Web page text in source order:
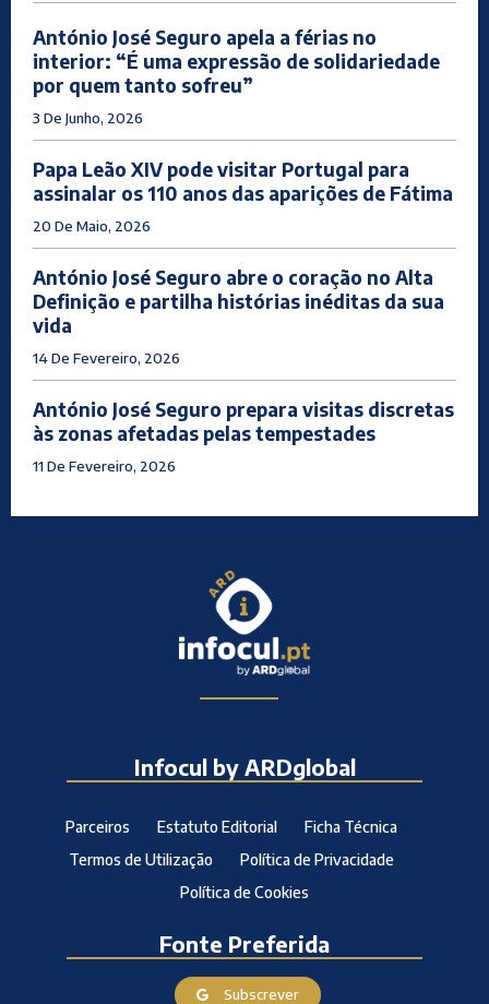
António José Seguro apela a férias no
interior: “É uma expressão de solidariedade
por quem tanto sofreu”
3 De Junho, 2026
Papa Leão XIV pode visitar Portugal para
assinalar os 110 anos das aparições de Fátima
20 De Maio, 2026
António José Seguro abre o coração no Alta
Definição e partilha histórias inéditas da sua
vida
14 De Fevereiro, 2026
António José Seguro prepara visitas discretas
às zonas afetadas pelas tempestades
11 De Fevereiro, 2026
Infocul by ARDglobal
Parceiros Estatuto Editorial
Ficha Técnica
Termos de Utilização
Política de Privacidade
Política de Cookies
Fonte Preferida
Subscrever